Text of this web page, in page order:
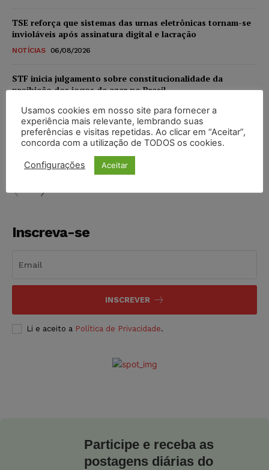
TSE reforça que sistemas das urnas eletrônicas tornam-se
invioláveis após assinatura digital e lacração
NOTÍCIAS 06/08/2026
STF inicia julgamento sobre constitucionalidade da
proibição dos jogos de azar no Brasil
NOTÍCIAS 06/08/2026
Projeto proíbe venda de vapes para nascidos a partir de
2009
NOTÍCIAS 06/08/2026
Inscreva-se
INSCREVER
Li e aceito a Política de Privacidade.
Participe e receba as
postagens diárias do
Usamos cookies em nosso site para fornecer a
experiência mais relevante, lembrando suas
preferências e visitas repetidas. Ao clicar em “Aceitar”,
concorda com a utilização de TODOS os cookies.
Configurações Aceitar